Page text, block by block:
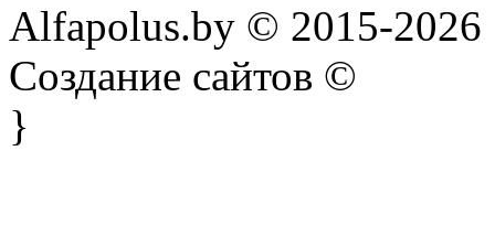
Alfapolus.by © 2015-2026
Создание сайтов ©
}